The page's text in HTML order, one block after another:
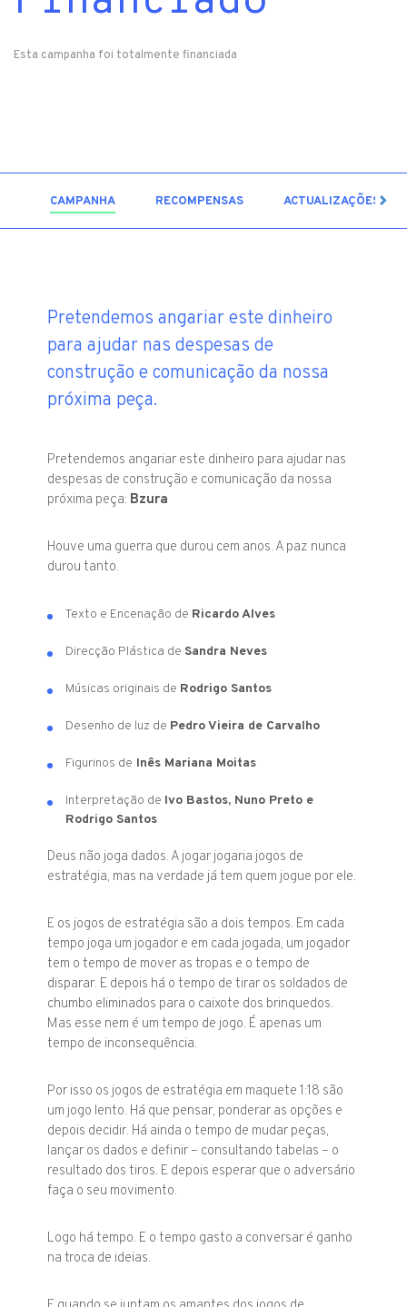
Esta campanha foi totalmente financiada
CAMPANHA RECOMPENSAS ACTUALIZAÇÕES
Pretendemos angariar este dinheiro
para ajudar nas despesas de
construção e comunicação da nossa
próxima peça.
Pretendemos angariar este dinheiro para ajudar nas
despesas de construção e comunicação da nossa
próxima peça: Bzura
Houve uma guerra que durou cem anos. A paz nunca
durou tanto.
Texto e Encenação de Ricardo Alves
Direcção Plástica de Sandra Neves
Músicas originais de Rodrigo Santos
Desenho de luz de Pedro Vieira de Carvalho
Figurinos de Inês Mariana Moitas
Interpretação de Ivo Bastos, Nuno Preto e
Rodrigo Santos
Deus não joga dados. A jogar jogaria jogos de
estratégia, mas na verdade já tem quem jogue por ele.
E os jogos de estratégia são a dois tempos. Em cada
tempo joga um jogador e em cada jogada, um jogador
tem o tempo de mover as tropas e o tempo de
disparar. E depois há o tempo de tirar os soldados de
chumbo eliminados para o caixote dos brinquedos.
Mas esse nem é um tempo de jogo. É apenas um
tempo de inconsequência.
Por isso os jogos de estratégia em maquete 1:18 são
um jogo lento. Há que pensar, ponderar as opções e
depois decidir. Há ainda o tempo de mudar peças,
lançar os dados e definir – consultando tabelas – o
resultado dos tiros. E depois esperar que o adversário
faça o seu movimento.
Logo há tempo. E o tempo gasto a conversar é ganho
na troca de ideias.